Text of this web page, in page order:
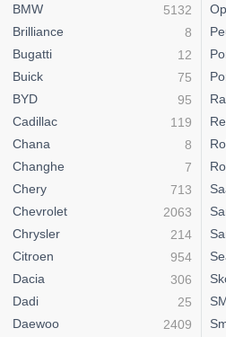
BMW
5132
Brilliance
8
Bugatti
12
Buick
75
BYD
95
Cadillac
119
Chana
8
Changhe
7
Chery
713
Chevrolet
2063
Chrysler
214
Citroen
954
Dacia
306
Dadi
25
Daewoo
2409